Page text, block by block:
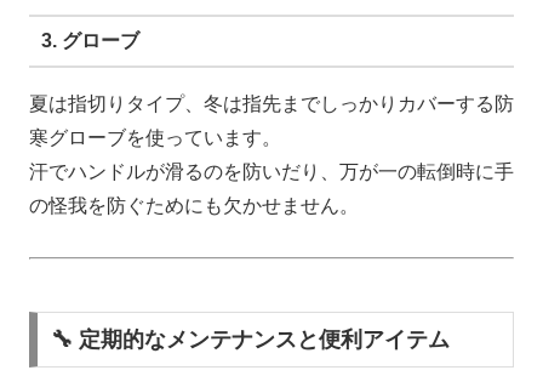
3. グローブ
夏は指切りタイプ、冬は指先までしっかりカバーする防
寒グローブを使っています。
汗でハンドルが滑るのを防いだり、万が一の転倒時に手
の怪我を防ぐためにも欠かせません。
🔧 定期的なメンテナンスと便利アイテム